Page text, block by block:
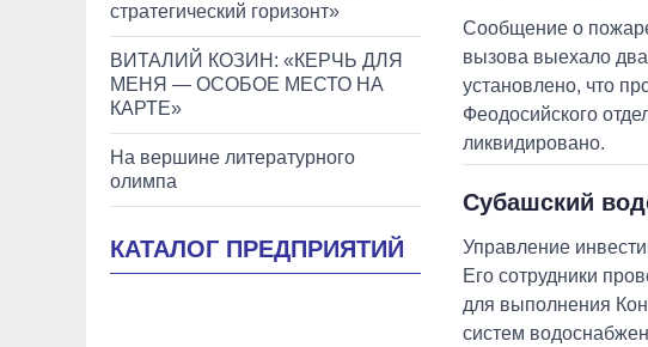
стратегический горизонт»
ВИТАЛИЙ КОЗИН: «КЕРЧЬ ДЛЯ
МЕНЯ — ОСОБОЕ МЕСТО НА
КАРТЕ»
На вершине литературного
олимпа
КАТАЛОГ ПРЕДПРИЯТИЙ
Сообщение о
вызова выехало
установлено, что
Феодосийского
ликвидировано.
Субашский
Управление
Его сотрудники
для выполнения
систем